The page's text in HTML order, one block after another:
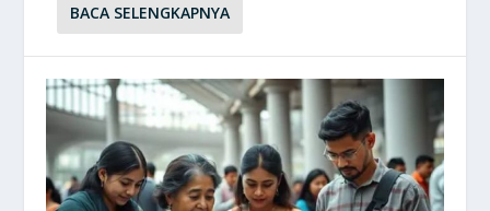
BACA SELENGKAPNYA